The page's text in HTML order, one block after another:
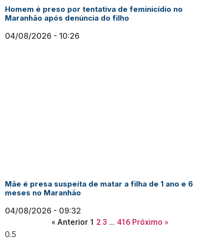
Homem é preso por tentativa de feminicídio no
Maranhão após denúncia do filho
04/08/2026 10:26
Mãe é presa suspeita de matar a filha de 1 ano e 6
meses no Maranhão
04/08/2026 09:32
« Anterior 1 2 3 … 416 Próximo »